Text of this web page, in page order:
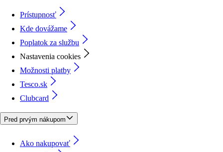
Prístupnosť
Kde dovážame
Poplatok za službu
Nastavenia cookies
Možnosti platby
Tesco.sk
Clubcard
Pred prvým nákupom
Ako nakupovať